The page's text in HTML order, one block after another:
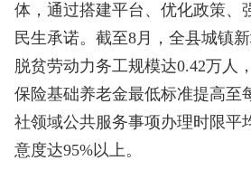
体，通过搭建平台、优化政策、
民生承诺。截至8月，全县城镇新
脱贫劳动力务工规模达0.42万人
保险基础养老金最低标准提高至
社领域公共服务事项办理时限平
意度达95%以上。